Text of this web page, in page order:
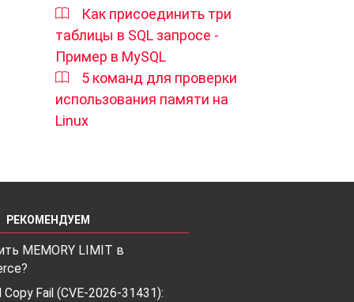
Как присоединить три
таблицы в SQL запросе -
Пример в MySQL
5 команд для проверки
использования памяти на
Linux
РЕКОМЕНДУЕМ
MEMORY LIMIT в
Copy Fail (CVE-2026-31431):